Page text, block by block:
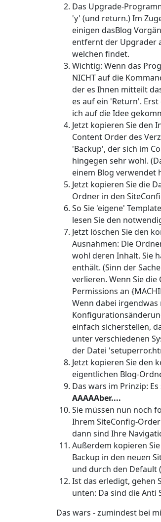
Das Upgrade-
'y' (und return.) Im
einigen dasBlog
entfernt der Upgrader
welchen findet.
Wichtig: Wenn das
NICHT auf die
der es Ihnen mitteilt
es auf ein 'Return'.
ich auf die Idee
Jetzt kopieren Sie den
Content Order des
'Backup', der sich im
hingegen sehr wohl.
einem Blog verwendet
Jetzt kopieren Sie die
Ordner in den
So Sie 'eigene'
lesen Sie den
Jetzt löschen Sie den
Ausnahmen: Die
wohl deren Inhalt. Sie
enthält. (Sinn der
verlieren. Wenn Sie
Permissions an
Wenn dabei irgendwas
einfach sicherstellen,
unter verschiedenen
der Datei
Jetzt kopieren Sie den
eigentlichen Blog-
Das wars im Prinzip:
AAAAAber....
Sie müssen nun noch
Ihrem SiteConfig-
dann sind Ihre
Außerdem kopieren
Backup in den neuen
und durch den Default
Ist das erledigt, gehen
unten: Da sind die Anti
Das wars - zumindest bei